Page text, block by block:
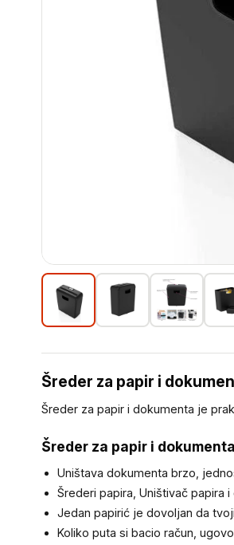
Šreder za papir i
Šreder za papir i dokumenta je
Šreder za papir i
Uništava dokumenta brzo,
Šrederi papira, Uništivač papira i
Jedan papirić je dovoljan da
Koliko puta si bacio račun,